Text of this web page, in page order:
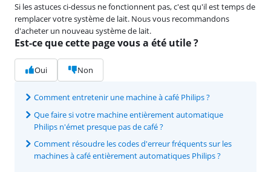
Si les astuces ci-dessus ne fonctionnent pas, c'est qu'il est temps de
remplacer votre système de lait. Nous vous recommandons
d'acheter un nouveau système de lait.
Est-ce que cette page vous a été utile ?
Oui Non
Comment entretenir une machine à café Philips ?
Que faire si votre machine entièrement automatique
Philips n'émet presque pas de café ?
Comment résoudre les codes d'erreur fréquents sur les
machines à café entièrement automatiques Philips ?